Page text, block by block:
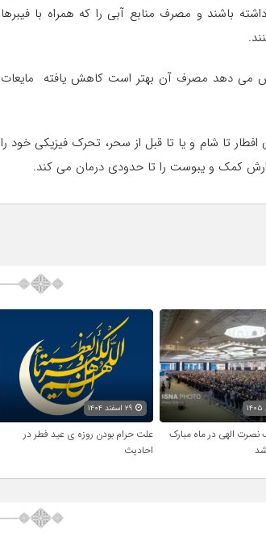
باشند و مصرف منابع آبی را که همراه با فیبرها
می دهد مصرف آن بهتر است کاهش یافته مایعات
تا شام و یا تا قبل از سحر، تحرک فیزیکی خود را
کمک و یبوست را تا حدودی درمان می کند.
نصرت الهی در ماه مبارک
علت حرام بودن روزه ی عید فطر در
احادیث